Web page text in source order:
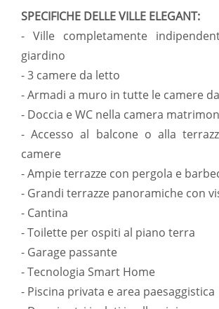
SPECIFICHE DELLE VILLE ELEGANT:
- Ville completamente
giardino
- 3 camere da letto
- Armadi a muro in tutte le camere
- Doccia e WC nella camera
- Accesso al balcone o alla
camere
- Ampie terrazze con pergola e
- Grandi terrazze panoramiche con
- Cantina
- Toilette per ospiti al piano terra
- Garage passante
- Tecnologia Smart Home
- Piscina privata e area paesaggistica